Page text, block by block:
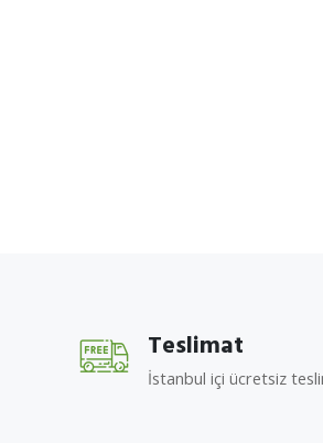
Teslimat
İstanbul içi ücretsiz